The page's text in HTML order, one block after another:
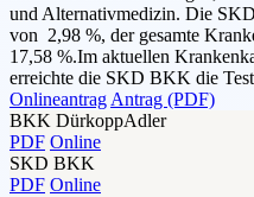
und Alternativmedizin. Die
von 2,98 %, der gesamte
17,58 %.Im aktuellen
erreichte die SKD BKK die
Onlineantrag Antrag (PDF)
BKK DürkoppAdler
PDF Online
SKD BKK
PDF Online